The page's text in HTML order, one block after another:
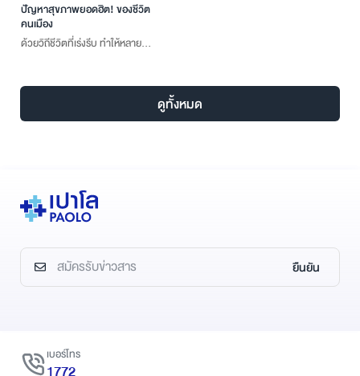
ปัญหาสุขภาพยอดฮิต! ของชีวิต
คนเมือง
ด้วยวิถีชีวิตที่เร่งรีบ ทำให้หลายคน
อาหาร รวมถึงการเผชิญกับสภาวะ
ดูทั้งหมด
ยืนยัน
เบอร์โทร
1772